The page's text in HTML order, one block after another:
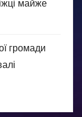
майже
громади